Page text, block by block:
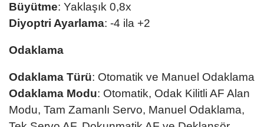
Büyütme: Yaklaşık 0,8x
Diyoptri Ayarlama: -4 ila +2
Odaklama
Odaklama Türü: Otomatik ve Manuel Odaklama
Odaklama Modu: Otomatik, Odak Kilitli AF Alan
Modu, Tam Zamanlı Servo, Manuel Odaklama,